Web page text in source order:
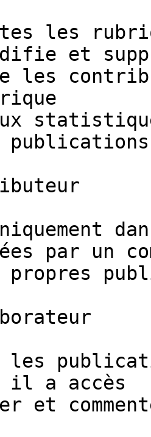
les
et
les
par un
propres
les
il a accès
et